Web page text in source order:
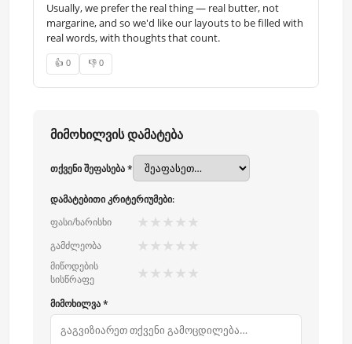
Usually, we prefer the real thing — real butter, not
margarine, and so we'd like our layouts to be filled with
real words, with thoughts that count.
👍 0 👎 0
მიმოხილვის დამატება
თქვენი შეფასება *
დამატებითი კრიტერიუმები:
ფასი/ხარისხი
★ ★ ★ ★ ★
გამძლეობა ★ ★ ★ ★ ★
მიწოდების
სისწრაფე
★ ★ ★ ★ ★
მიმოხილვა *